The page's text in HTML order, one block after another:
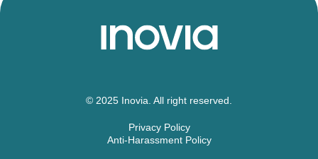
© 2025 Inovia. All right reserved.
Privacy Policy
Anti-Harassment Policy